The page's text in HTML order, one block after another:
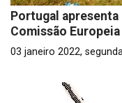
Portugal apresenta
Comissão Europeia
03 janeiro 2022,